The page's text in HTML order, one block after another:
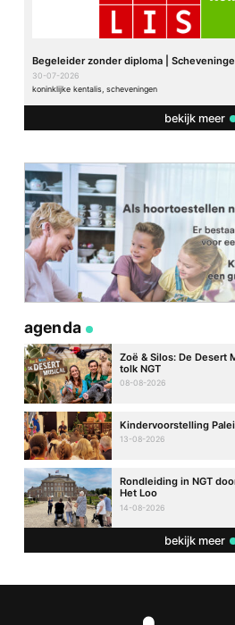
Begeleider zonder diploma |
30-07-2026
koninklijke kentalis, scheveningen
bekijk meer
agenda
Zoë & Silos: De Desert
tolk NGT
08-08-2026
Kindervoorstelling
13-08-2026
Rondleiding in NGT
Het Loo
14-08-2026
bekijk meer